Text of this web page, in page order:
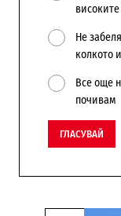
Не
колкото
Все още
почивам
ГЛАСУВАЙ